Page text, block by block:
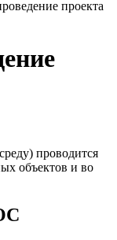
проекта
проводится
объектов и во